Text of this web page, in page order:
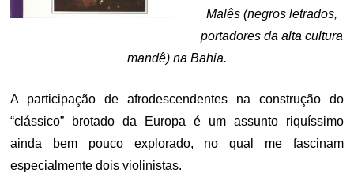
Malês (negros letrados,
portadores da alta cultura
mandê) na Bahia.
A participação de afrodescendentes na construção do
“clássico” brotado da Europa é um assunto riquíssimo
ainda bem pouco explorado, no qual me fascinam
especialmente dois violinistas.